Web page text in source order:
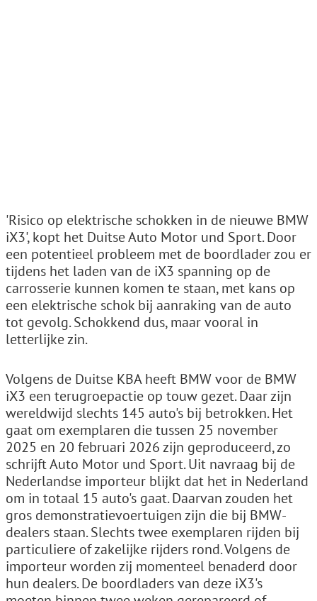
'Risico op elektrische schokken in de nieuwe BMW
iX3', kopt het Duitse Auto Motor und Sport. Door
een potentieel probleem met de boordlader zou er
tijdens het laden van de iX3 spanning op de
carrosserie kunnen komen te staan, met kans op
een elektrische schok bij aanraking van de auto
tot gevolg. Schokkend dus, maar vooral in
letterlijke zin.
Volgens de Duitse KBA heeft BMW voor de BMW
iX3 een terugroepactie op touw gezet. Daar zijn
wereldwijd slechts 145 auto's bij betrokken. Het
gaat om exemplaren die tussen 25 november
2025 en 20 februari 2026 zijn geproduceerd, zo
schrijft Auto Motor und Sport. Uit navraag bij de
Nederlandse importeur blijkt dat het in Nederland
om in totaal 15 auto's gaat. Daarvan zouden het
gros demonstratievoertuigen zijn die bij BMW-
dealers staan. Slechts twee exemplaren rijden bij
particuliere of zakelijke rijders rond. Volgens de
importeur worden zij momenteel benaderd door
hun dealers. De boordladers van deze iX3's